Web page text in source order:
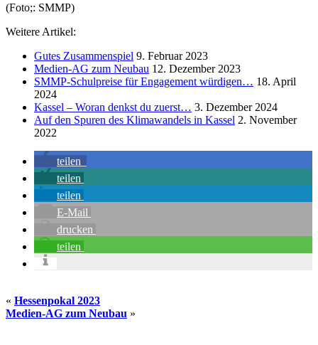
(Foto;: SMMP)
Weitere Artikel:
Gutes Zusammenspiel 9. Februar 2023
Medien-AG zum Neubau 12. Dezember 2023
SMMP-Schulpreise für Engagement würdigen… 18. April
2024
Kassel – Woran denkst du zuerst… 3. Dezember 2024
Auf den Spuren des Klimawandels in Kassel 2. November
2022
teilen
teilen
teilen
E-Mail
drucken
teilen
« Hessenpokal 2023
Medien-AG zum Neubau »